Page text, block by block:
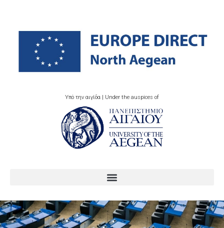
Υπό την αιγίδα | Under the auspices of